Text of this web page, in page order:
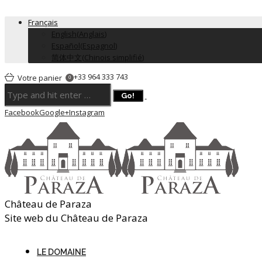
Français
English(Anglais)
Español(Espagnol)
简体中文(Chinois simplifié)
Votre panier
0 +33 964 333 743
FacebookGoogle+Instagram
Château de Paraza
Site web du Château de Paraza
LE DOMAINE